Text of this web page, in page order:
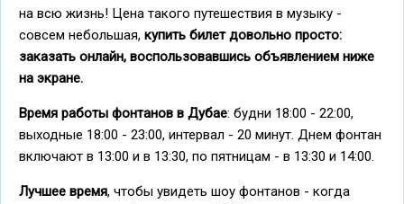
на всю жизнь! Цена такого путешествия в музыку -
совсем небольшая, купить билет довольно просто:
заказать онлайн, воспользовавшись объявлением ниже
на экране.
Время работы фонтанов в Дубае: будни 18:00 - 22:00,
выходные 18:00 - 23:00, интервал - 20 минут. Днем фонтан
включают в 13:00 и в 13:30, по пятницам - в 13:30 и 14:00.
Лучшее время, чтобы увидеть шоу фонтанов - когда